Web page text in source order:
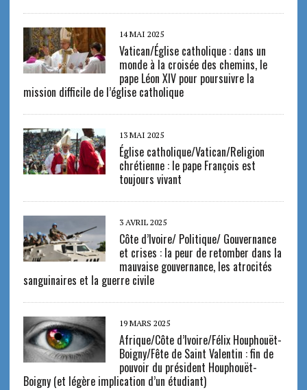
14 MAI 2025
Vatican/Église catholique : dans un
monde à la croisée des chemins, le
pape Léon XIV pour poursuivre la
mission difficile de l’église catholique
13 MAI 2025
Église catholique/Vatican/Religion
chrétienne : le pape François est
toujours vivant
3 AVRIL 2025
Côte d’Ivoire/ Politique/ Gouvernance
et crises : la peur de retomber dans la
mauvaise gouvernance, les atrocités
sanguinaires et la guerre civile
19 MARS 2025
Afrique/Côte d’Ivoire/Félix Houphouët-
Boigny/Fête de Saint Valentin : fin de
pouvoir du président Houphouët-
Boigny (et légère implication d’un étudiant)